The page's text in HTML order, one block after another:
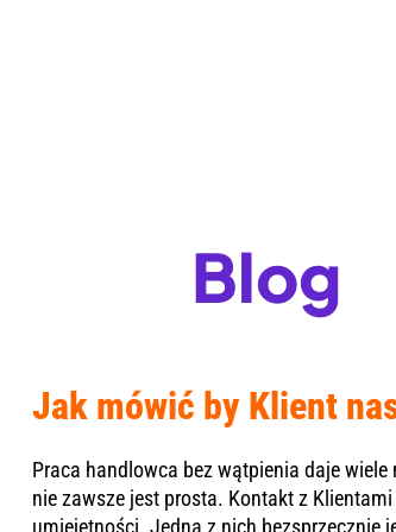
Blog
Jak mówić by Klient
Praca handlowca bez wątpienia daje
nie zawsze jest prosta. Kontakt z
umiejętności. Jedną z nich bezsprzecznie